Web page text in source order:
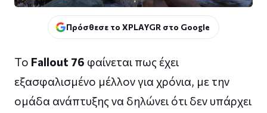
Πρόσθεσε το XPLAYGR στο Google
Το Fallout 76 φαίνεται πως έχει
εξασφαλισμένο μέλλον για χρόνια, με την
ομάδα ανάπτυξης να δηλώνει ότι δεν υπάρχει